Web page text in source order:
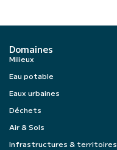
Domaines
Milieux
Eau potable
Eaux urbaines
Déchets
Air & Sols
Infrastructures & territoires